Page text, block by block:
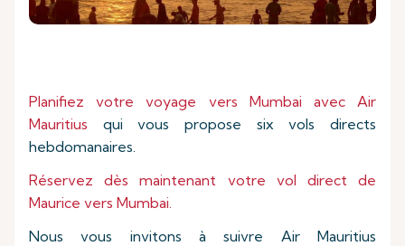
Planifiez votre voyage vers Mumbai avec Air
Mauritius qui vous propose six vols directs
hebdomanaires.
Réservez dès maintenant votre vol direct de
Maurice vers Mumbai.
Nous vous invitons à suivre Air Mauritius